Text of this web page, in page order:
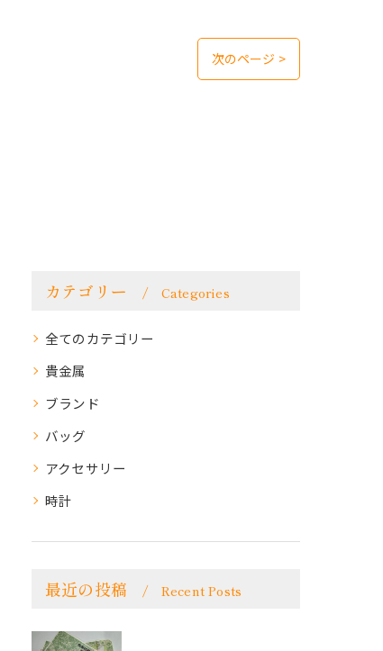
次のページ >
カテゴリー Categories
全てのカテゴリー
貴金属
ブランド
バッグ
アクセサリー
時計
最近の投稿 Recent Posts